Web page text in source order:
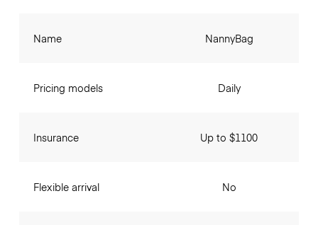
Name
Pricing models
Insurance
Flexible arrival
NannyBag
Daily
Up to $1100
No